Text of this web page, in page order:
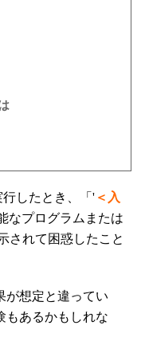
したとき、「' ＜入
なプログラムまたは
されて困惑したこと
想定と違ってい
もあるかもしれな